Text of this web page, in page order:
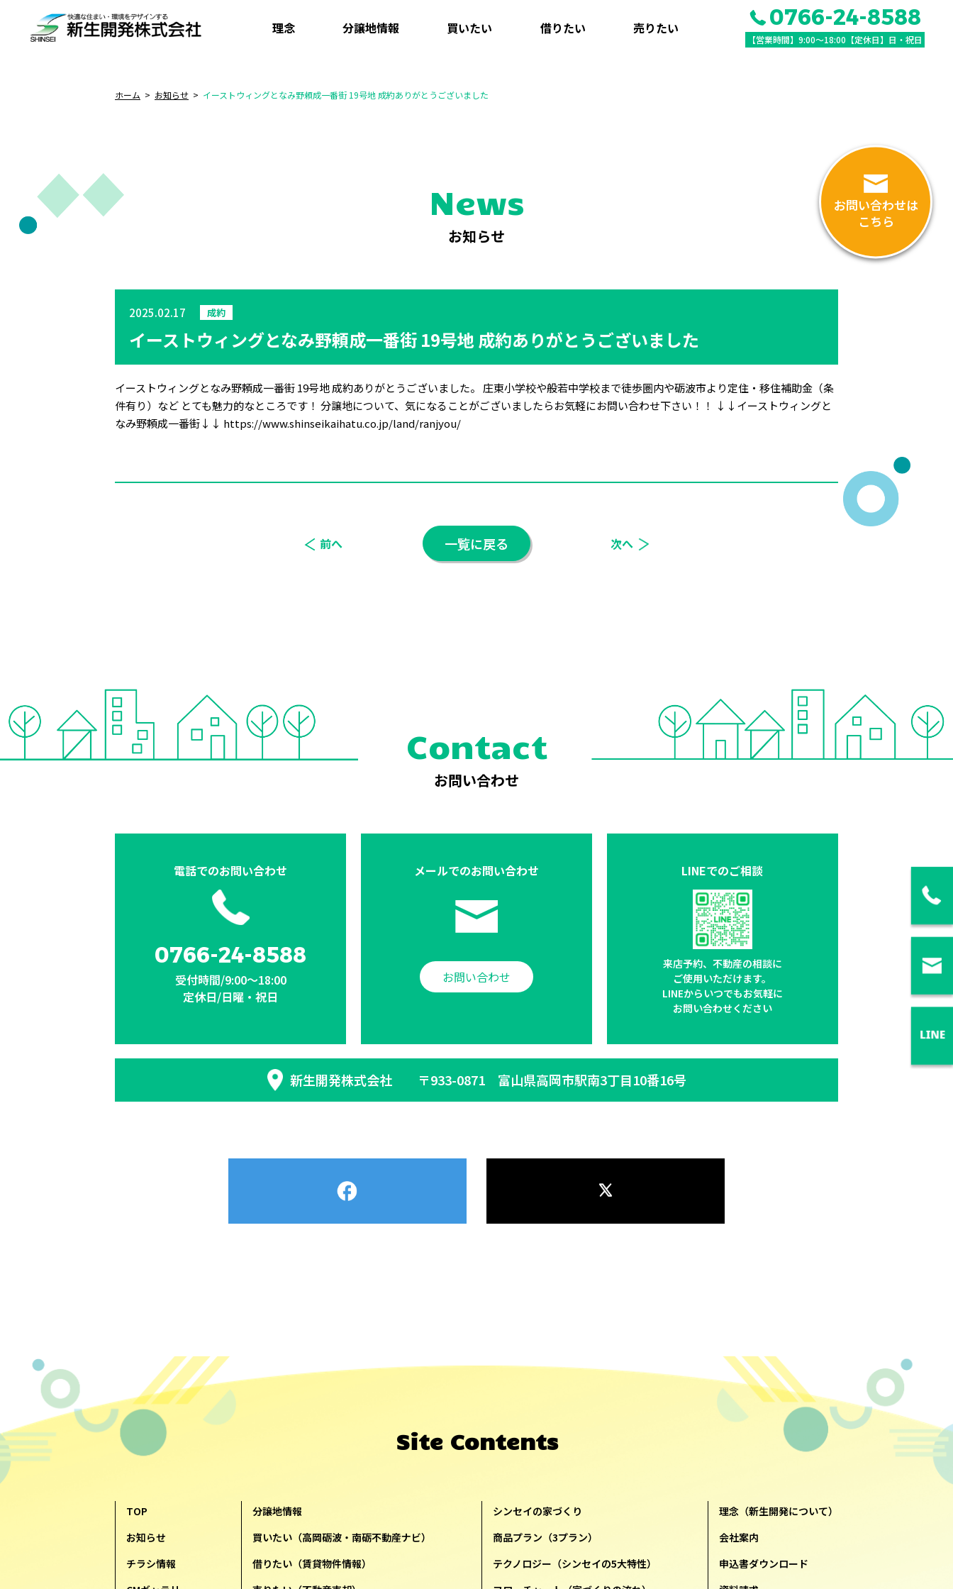
理念 分譲地情報 買いたい 借りたい 売りたい 0766-24-8588
【営業時間】9:00〜18:00【定休日】日・祝日
ホーム お知らせ イーストウィングとなみ野頼成一番街 19号地 成約ありがとうございました
お問い合わせは
こちら
News
お知らせ
2025.02.17 成約
イーストウィングとなみ野頼成一番街 19号地 成約ありがとうございました
イーストウィングとなみ野頼成一番街 19号地 成約ありがとうございました。 庄東小学校や般若中学校まで徒歩圏内や砺波市より定住・移住補助金（条
件有り）など とても魅力的なところです！ 分譲地について、気になることがございましたらお気軽にお問い合わせ下さい！！ ↓↓イーストウィングと
なみ野頼成一番街↓↓ https://www.shinseikaihatu.co.jp/land/ranjyou/
前へ 一覧に戻る 次へ
Contact
お問い合わせ
電話でのお問い合わせ
0766-24-8588
受付時間/9:00〜18:00
定休日/日曜・祝日
メールでのお問い合わせ
お問い合わせ
LINEでのご相談
来店予約、不動産の相談に
ご使用いただけます。
LINEからいつでもお気軽に
お問い合わせください
新生開発株式会社 〒933-0871 富山県高岡市駅南3丁目10番16号
Site Contents
TOP
お知らせ
チラシ情報
分譲地情報
買いたい（高岡砺波・南砺不動産ナビ）
借りたい（賃貸物件情報）
シンセイの家づくり
商品プラン（3プラン）
テクノロジー（シンセイの5大特性）
理念（新生開発について）
会社案内
申込書ダウンロード